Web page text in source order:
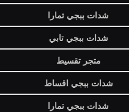
شدات ببجي تمارا
شدات ببجي تابي
متجر تقسيط
شدات ببجي اقساط
شدات ببجي تمارا